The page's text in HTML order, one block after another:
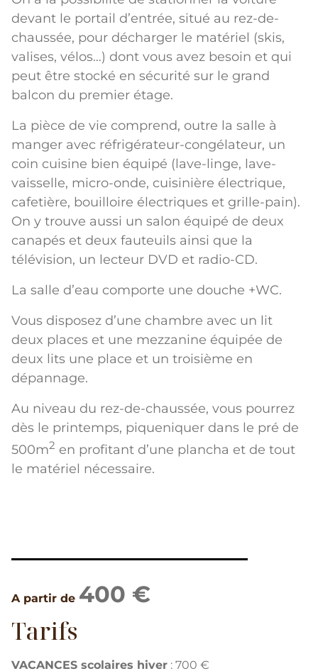
devant le portail d’entrée, situé au rez-de-
chaussée, pour décharger le matériel (skis,
valises, vélos…) dont vous avez besoin et qui
peut être stocké en sécurité sur le grand
balcon du premier étage.
La pièce de vie comprend, outre la salle à
manger avec réfrigérateur-congélateur, un
coin cuisine bien équipé (lave-linge, lave-
vaisselle, micro-onde, cuisinière électrique,
cafetière, bouilloire électriques et grille-pain).
On y trouve aussi un salon équipé de deux
canapés et deux fauteuils ainsi que la
télévision, un lecteur DVD et radio-CD.
La salle d’eau comporte une douche +WC.
Vous disposez d’une chambre avec un lit
deux places et une mezzanine équipée de
deux lits une place et un troisième en
dépannage.
Au niveau du rez-de-chaussée, vous pourrez
dès le printemps, piqueniquer dans le pré de
500m2 en profitant d’une plancha et de tout
le matériel nécessaire.
A partir de 400 €
Tarifs
VACANCES scolaires hiver : 700 €